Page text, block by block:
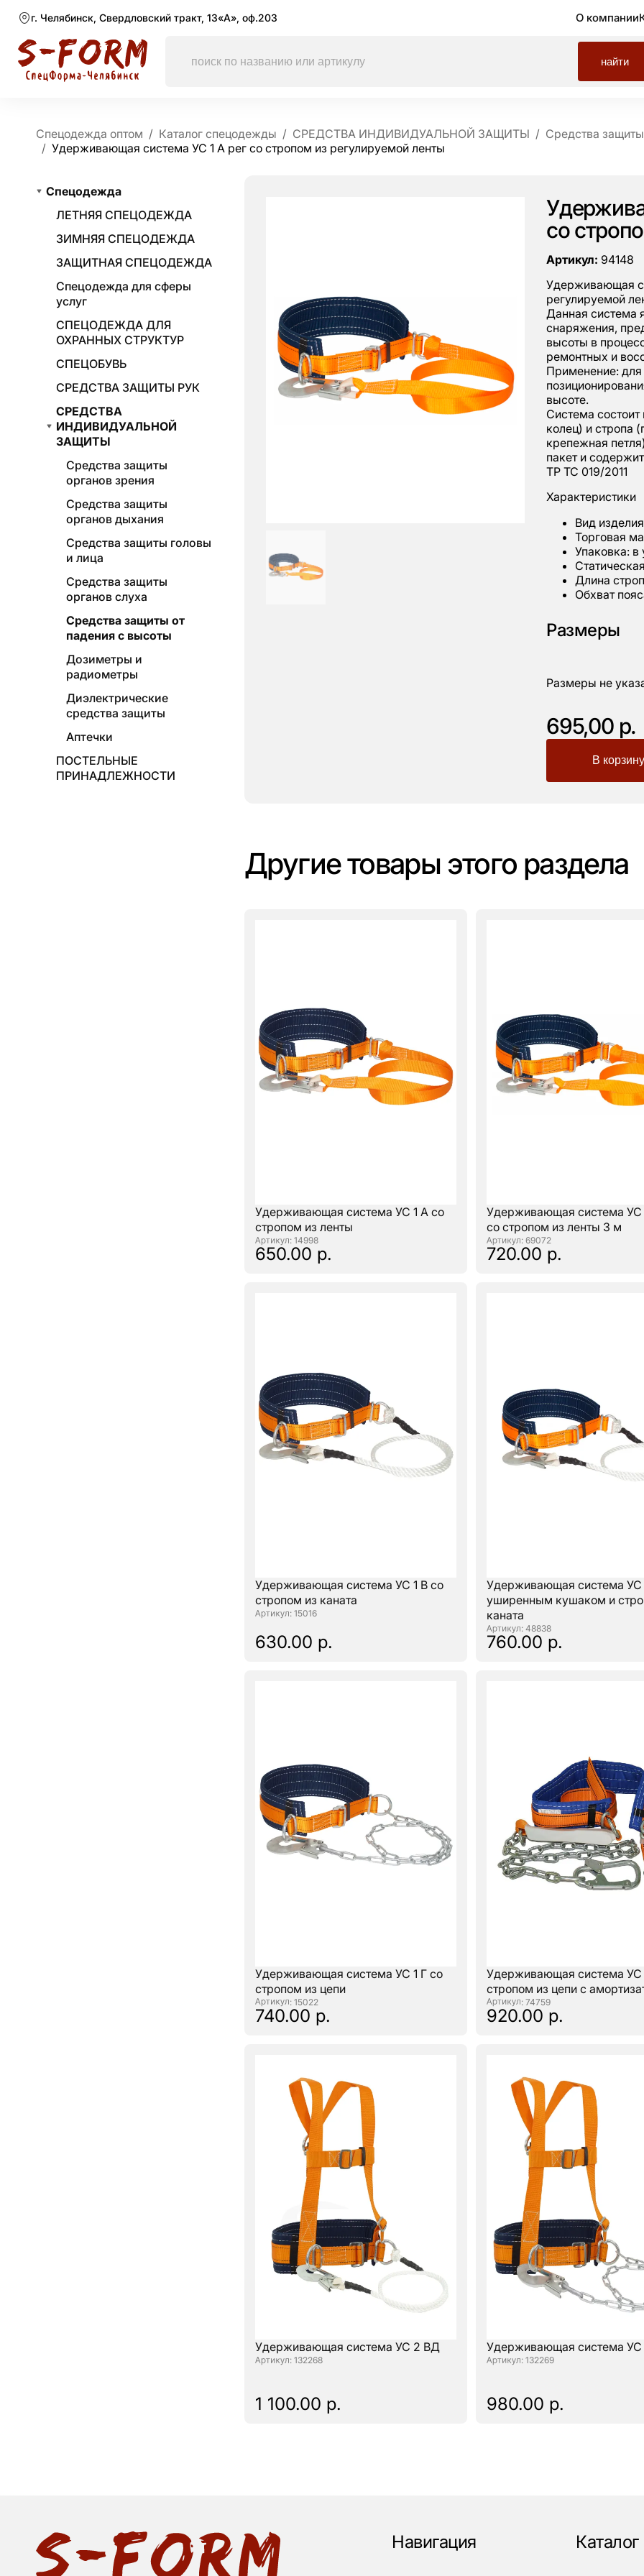
г. Челябинск, Свердловский тракт, 13«А», оф.203 О компании
найти
Спецодежда оптом Каталог спецодежды СРЕДСТВА ИНДИВИДУАЛЬНОЙ ЗАЩИТЫ
Средства
Удерживающая система УС 1 А рег со стропом из регулируемой ленты
Спецодежда
ЛЕТНЯЯ СПЕЦОДЕЖДА
ЗИМНЯЯ СПЕЦОДЕЖДА
ЗАЩИТНАЯ СПЕЦОДЕЖДА
Спецодежда для сферы
услуг
СПЕЦОДЕЖДА ДЛЯ
ОХРАННЫХ СТРУКТУР
СПЕЦОБУВЬ
СРЕДСТВА ЗАЩИТЫ РУК
СРЕДСТВА
ИНДИВИДУАЛЬНОЙ
ЗАЩИТЫ
Средства защиты
органов зрения
Средства защиты
органов дыхания
Средства защиты головы
и лица
Средства защиты
органов слуха
Средства защиты от
падения с высоты
Дозиметры и
радиометры
Диэлектрические
средства защиты
Аптечки
ПОСТЕЛЬНЫЕ
ПРИНАДЛЕЖНОСТИ
со
Артикул: 94148
Удерживающая
регулируемой
Данная система
снаряжения,
высоты в
ремонтных и
Применение:
высоте.
Система
колец) и стропа
крепежная
пакет и
ТР ТС 019/2011
Характеристики
Вид
Торговая
Упаковка: в
Длина
Обхват
Размеры
Размеры не
695,00 р.
Другие товары этого раздела
Удерживающая система УС 1 А со
стропом из ленты
: 14998
650.00 р.
Удерживающая система УС
со стропом из ленты 3 м
: 69072
720.00 р.
Удерживающая система УС 1 В со
стропом из каната
: 15016
630.00 р.
Удерживающая система УС
уширенным кушаком и
каната
: 48838
760.00 р.
Удерживающая система УС 1 Г со
стропом из цепи
: 15022
740.00 р.
Удерживающая система УС
стропом из цепи с
: 74759
920.00 р.
Удерживающая система УС 2 ВД
: 132268
1 100.00 р.
Удерживающая система УС
: 132269
980.00 р.
Навигация Каталог